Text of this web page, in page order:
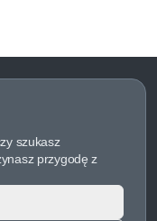
szukasz
przygodę z